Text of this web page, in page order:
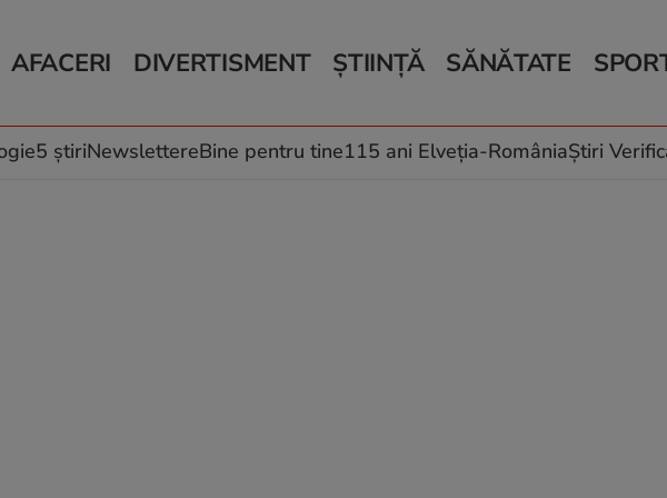
AFACERI
Auto
Locuri de muncă
DIVERTISMENT
Horoscop
Muzică și Filme
ȘTIINȚĂ
Schimbări climatice
SĂNĂTATE
Relații
Rețete culinare
5 știriNewslettereBine pentru tine115 ani Elveția-RomâniaȘtiri